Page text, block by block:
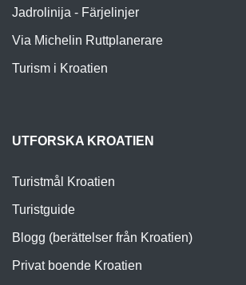
Jadrolinija - Färjelinjer
Via Michelin Ruttplanerare
Turism i Kroatien
UTFORSKA KROATIEN
Turistmål Kroatien
Turistguide
Blogg (berättelser från Kroatien)
Privat boende Kroatien